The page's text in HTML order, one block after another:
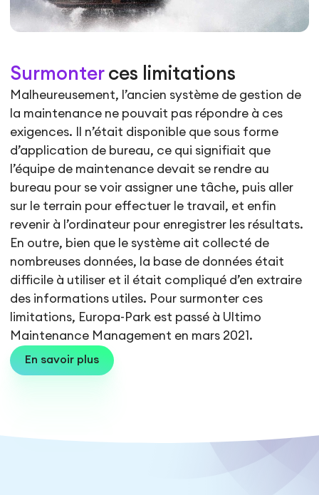
Surmonterces limitations
Malheureusement, l’ancien système de gestion de
la maintenance ne pouvait pas répondre à ces
exigences. Il n’était disponible que sous forme
d’application de bureau, ce qui signifiait que
l’équipe de maintenance devait se rendre au
bureau pour se voir assigner une tâche, puis aller
sur le terrain pour effectuer le travail, et enfin
revenir à l’ordinateur pour enregistrer les résultats.
En outre, bien que le système ait collecté de
nombreuses données, la base de données était
difficile à utiliser et il était compliqué d’en extraire
des informations utiles. Pour surmonter ces
limitations, Europa-Park est passé à Ultimo
Maintenance Management en mars 2021.
En savoir plus